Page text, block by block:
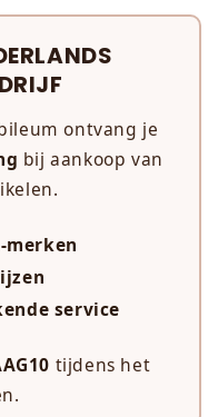
ontvang je
bij aankoop van
merken
service
tijdens het